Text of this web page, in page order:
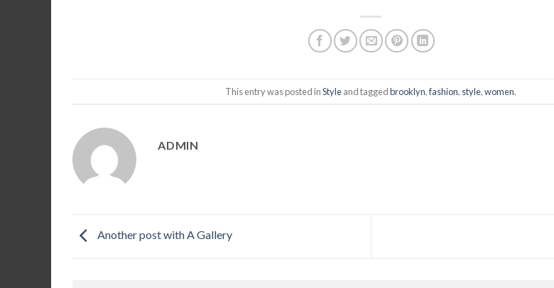
This entry was posted inStyleand taggedbrooklyn,fashion, style,women.
ADMIN
Another post with A Gallery